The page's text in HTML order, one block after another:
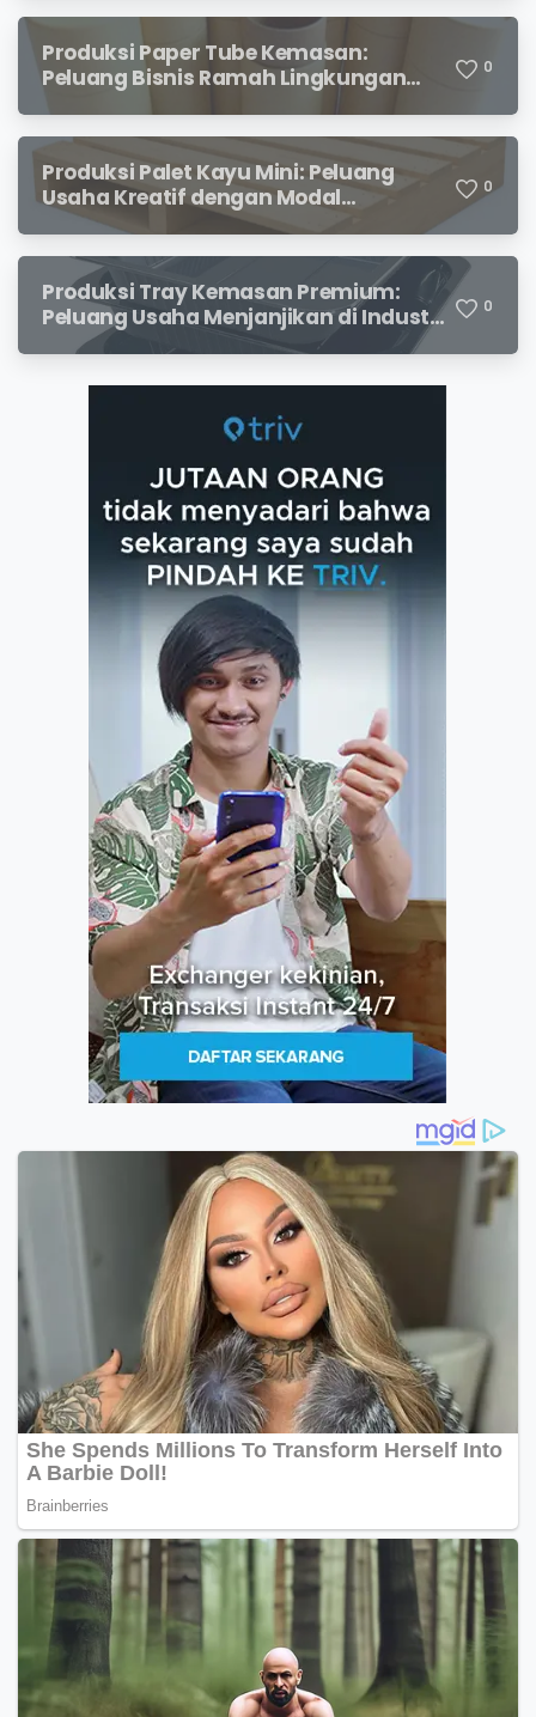
Produksi Paper Tube Kemasan:
Peluang Bisnis Ramah Lingkungan
0
Produksi Palet Kayu Mini: Peluang
Usaha Kreatif dengan Modal
Terjangkau dan Potensi Keuntungan
0
Produksi Tray Kemasan Premium:
Peluang Usaha Menjanjikan di Industri
Packaging Modern
0